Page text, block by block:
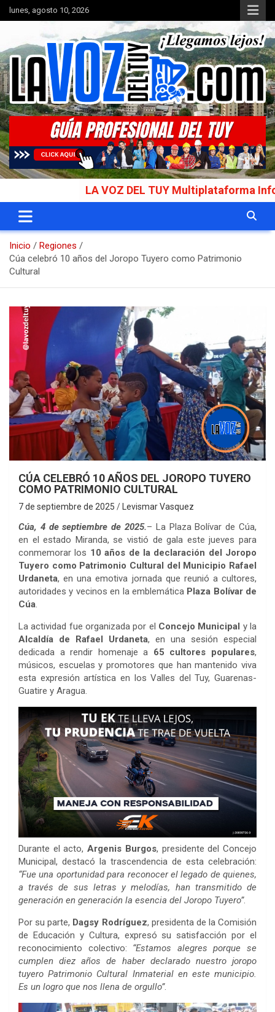
Saltar
al
lunes, agosto 10, 2026
La Voz del Tuy
Portal de noticias
LA VOZ DEL TUY Multiplataforma Informativa
Inicio
Regiones
Cúa celebró 10 años del Joropo Tuyero como Patrimonio
Cultural
CÚA CELEBRÓ 10 AÑOS DEL JOROPO TUYERO
COMO PATRIMONIO CULTURAL
7 de septiembre de 2025 Levismar Vasquez
Cúa, 4 de septiembre de 2025.– La Plaza Bolívar de Cúa,
en el estado Miranda, se vistió de gala este jueves para
conmemorar los 10 años de la declaración del Joropo
Tuyero como Patrimonio Cultural del Municipio Rafael
Urdaneta, en una emotiva jornada que reunió a cultores,
autoridades y vecinos en la emblemática Plaza Bolívar de
Cúa
La actividad fue organizada por el Concejo Municipal y la
Alcaldía de Rafael Urdaneta, en una sesión especial
dedicada a rendir homenaje a 65 cultores populares,
músicos, escuelas y promotores que han mantenido viva
esta expresión artística en los Valles del Tuy, Guarenas-
Guatire y Aragua.
Durante el acto,Argenis Burgos, presidente del Concejo
Municipal, destacó la trascendencia de esta celebración:
“Fue una oportunidad para reconocer el legado de quienes,
a través de sus letras y melodías, han transmitido de
generación en generación la esencia del Joropo Tuyero”.
Por su parte, Dagsy Rodríguez, presidenta de la Comisión
de Educación y Cultura, expresó su satisfacción por el
reconocimiento colectivo: “Estamos alegres porque se
cumplen diez años de haber declarado nuestro joropo
tuyero Patrimonio Cultural Inmaterial en este municipio.
Es un logro que nos llena de orgullo”.